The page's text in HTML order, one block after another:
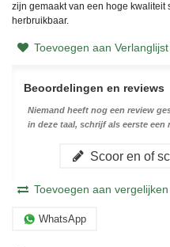
zijn gemaakt van een hoge
herbruikbaar.
Toevoegen aan Verlanglijst
Beoordelingen en reviews
Niemand heeft nog een review
in deze taal, schrijf als eerste een
Scoor en of
Toevoegen aan vergelijken
WhatsApp